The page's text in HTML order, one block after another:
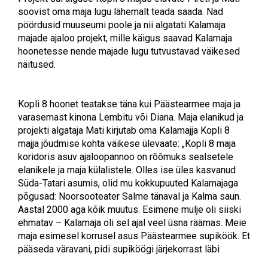
soovist oma maja lugu lähemalt teada saada. Nad
pöördusid muuseumi poole ja nii algatati Kalamaja
majade ajaloo projekt, mille käigus saavad Kalamaja
hoonetesse nende majade lugu tutvustavad väikesed
näitused.
Kopli 8 hoonet teatakse täna kui Päästearmee maja ja
varasemast kinona Lembitu või Diana. Maja elanikud ja
projekti algataja Mati kirjutab oma Kalamajja Kopli 8
majja jõudmise kohta väikese ülevaate: „Kopli 8 maja
koridoris asuv ajaloopannoo on rõõmuks sealsetele
elanikele ja maja külalistele. Olles ise üles kasvanud
Süda-Tatari asumis, olid mu kokkupuuted Kalamajaga
põgusad: Noorsooteater Salme tänaval ja Kalma saun.
Aastal 2000 aga kõik muutus. Esimene mulje oli siiski
ehmatav – Kalamaja oli sel ajal veel üsna räämas. Meie
maja esimesel korrusel asus Päästearmee supiköök. Et
pääseda väravani, pidi supiköögi järjekorrast läbi